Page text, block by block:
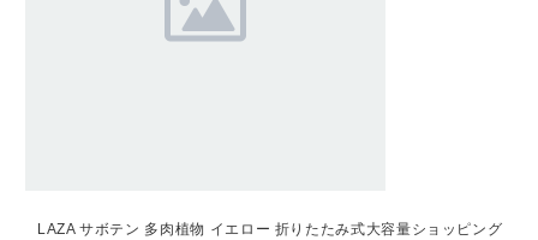
LAZA サボテン 多肉植物 イエロー 折りたたみ式大容量ショッピング